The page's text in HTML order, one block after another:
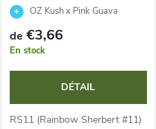
HiSeedsOZ Kush x Pink Guava
de €3,66
En stock
DÉTAIL
RS11 (Rainbow Sherbert #11)